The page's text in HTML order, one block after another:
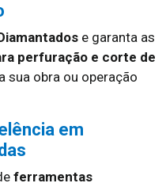
e garanta as
perfuração e corte de
sua obra ou operação
em
ferramentas